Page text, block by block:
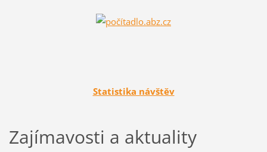
Statistika návštěv
Zajímavosti a aktuality